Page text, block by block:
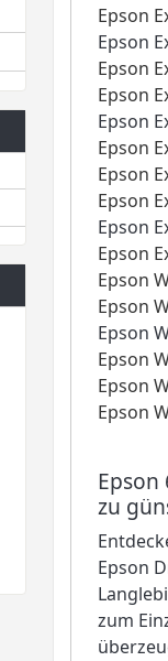
Epson
Epson
Epson
Epson
Epson
Epson
Epson
Epson
Epson
Epson
Epson
Epson
Epson
Epson
Epson
Epson
Epson
zu
Epson
zum